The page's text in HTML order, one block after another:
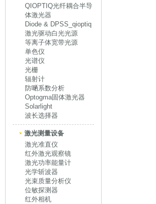
QIOPTIQ光纤耦合半导
体激光器
Diode & DPSS_qioptiq
激光驱动白光光源
等离子体宽带光源
单色仪
光谱仪
光栅
辐射计
防嗮系数分析
Optogma固体激光器
Solarlight
波长选择器
激光测量设备
激光准直仪
红外激光观察镜
激光功率能量计
光学斩波器
光束质量分析仪
位敏探测器
红外相机